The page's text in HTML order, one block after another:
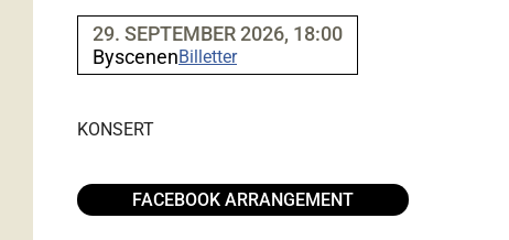
29. SEPTEMBER 2026, 18:00
ByscenenBilletter
KONSERT
FACEBOOK ARRANGEMENT